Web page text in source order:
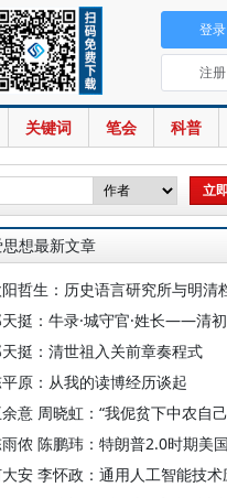
关键词 笔会 科普
登录
注册
思想最新文章
挺：清世祖入关前章奏程式
原：从我的读博经历谈起